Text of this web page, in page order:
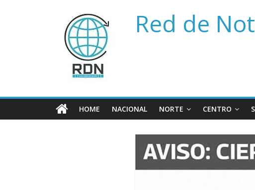
Red de
HOME NACIONAL NORTE CENTRO